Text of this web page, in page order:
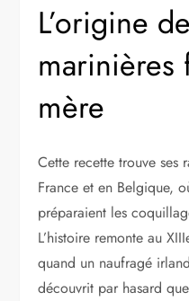
L’origine
marinières
mère
Cette recette trouve ses
France et en Belgique,
préparaient les
L’histoire remonte au
quand un naufragé
découvrit par hasard